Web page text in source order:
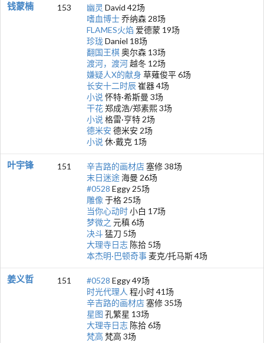
钱蒙楠 153 幽灵 David 42场
嗜血博士乔纳森 28场
FLAMES火焰 爱德蒙 19场
珍珑Daniel 18场
翻国王棋奥尔森 13场
渡河，渡河越冬 12场
嫌疑人X的献身 草薙俊平 6场
长安十二时辰崔器 4场
小说 怀特·希斯曼 3场
干花郑成浩/郑素熙 3场
小说 格雷·亨特 2场
德米安 德米安 2场
小说 休·戴克 1场
叶宇锋 151 辛吉路的画材店塞修 38场
末日迷途海曼 26场
#0528 Eggy 25场
雕像 于格 25场
当你心动时小白 17场
梦微之 元稹 6场
决斗 猛刀 5场
大理寺日志 陈拾 5场
本杰明·巴顿奇事麦克/托马斯 4场
姜义哲 151 #0528 Eggy 49场
时光代理人 程小时 41场
辛吉路的画材店塞修 35场
星图 孔繁星 13场
大理寺日志 陈拾 6场
梵高 梵高 3场